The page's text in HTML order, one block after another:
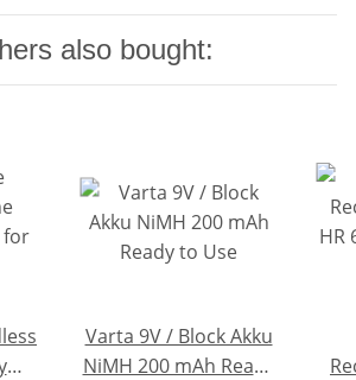
also bought:
Varta 9V / Block Akku
NiMH 200 mAh Ready